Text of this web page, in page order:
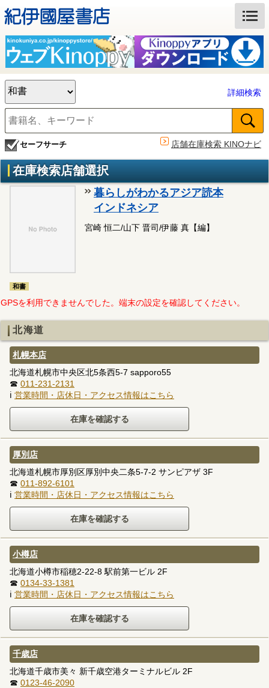
詳細検索
セーフサーチ 店舗在庫検索 KINOナビ
在庫検索店舗選択
和書
暮らしがわかるアジア読本
インドネシア
宮崎 恒二/山下 晋司/伊藤 真【編】
GPSを利用できませんでした。端末の設定を確認してください。
北海道
札幌本店
北海道札幌市中央区北5条西5-7 sapporo55
☎ 011-231-2131
ℹ 営業時間・店休日・アクセス情報はこちら
厚別店
北海道札幌市厚別区厚別中央二条5-7-2 サンピアザ 3F
☎ 011-892-6101
ℹ 営業時間・店休日・アクセス情報はこちら
小樽店
北海道小樽市稲穂2-22-8 駅前第一ビル 2F
☎ 0134-33-1381
ℹ 営業時間・店休日・アクセス情報はこちら
千歳店
北海道千歳市美々 新千歳空港ターミナルビル 2F
☎ 0123-46-2090